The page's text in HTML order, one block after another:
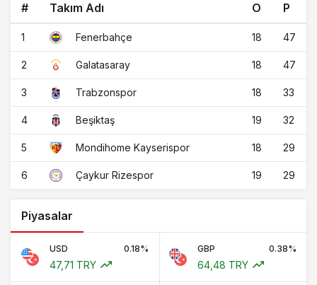
# Takım Adı O P
1 Fenerbahçe 18 47
2 Galatasaray 18 47
3 Trabzonspor 18 33
4 Beşiktaş 19 32
5 Mondihome Kayserispor 18 29
6 Çaykur Rizespor 19 29
Piyasalar
USD 0.18%
47,71 TRY
GBP 0.38%
64,48 TRY